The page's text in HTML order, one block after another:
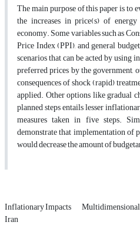
The main purpose of this paper is to
the increases in price(s) of
economy. Some variables such as
Price Index (PPI), and general
scenarios that can be acted by
preferred prices by the
consequences of shock (rapid)
applied. Other options like gradual
planned steps entails lesser
measures taken in five steps.
demonstrate that implementation of
would decrease the amount of
Inflationary Impacts
Iran